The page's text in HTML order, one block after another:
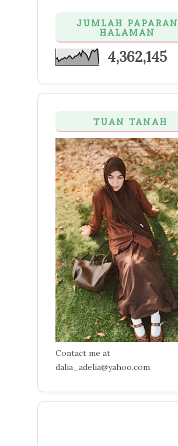
JUMLAH PAPARAN
HALAMAN
4,362,145
TUAN TANAH
Contact me at
dalia_adelia@yahoo.com